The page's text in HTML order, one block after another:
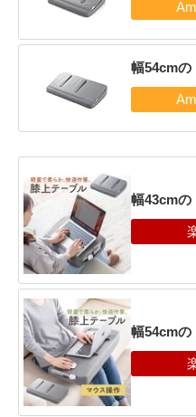
幅54cmの
幅43cmの
幅54cmの